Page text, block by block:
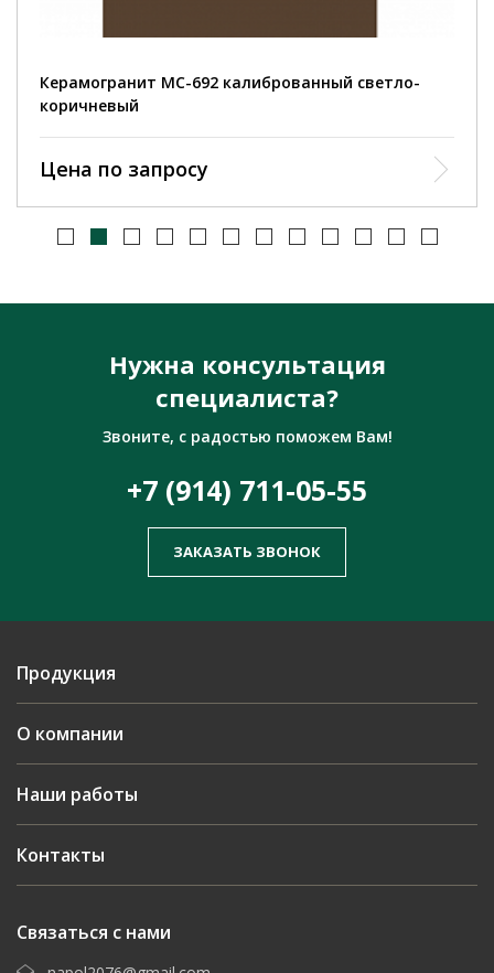
Керамогранит MC-692 калиброванный светло-
коричневый
Цена по запросу
Нужна консультация
специалиста?
Звоните, с радостью поможем Вам!
+7 (914) 711-05-55
ЗАКАЗАТЬ ЗВОНОК
Продукция
О компании
Наши работы
Контакты
Связаться с нами